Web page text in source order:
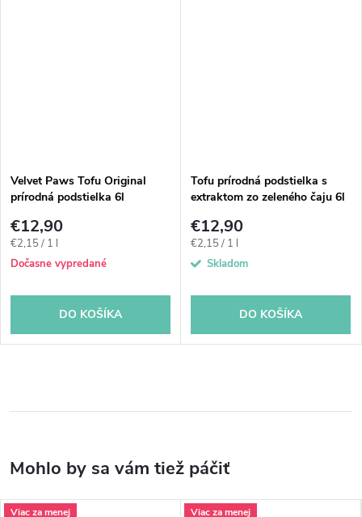
Velvet Paws Tofu Original
prírodná podstielka 6l
€12,90
Jednotková
cena:
€2,15 / 1 l
Dočasne vypredané
DO KOŠÍKA
Tofu prírodná podstielka s
extraktom zo zeleného čaju 6l
€12,90
Jednotková
cena:
€2,15 / 1 l
Skladom
DO KOŠÍKA
Viac za menej Viac za menej